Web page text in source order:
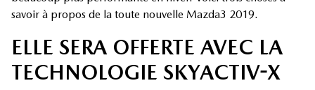
savoir à propos de la toute nouvelle Mazda3 2019.
ELLE SERA OFFERTE AVEC LA
TECHNOLOGIE SKYACTIV-X